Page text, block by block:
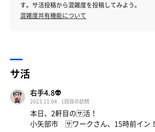
す。サ活投稿から混雑度を投稿してみよう。
混雑度共有機能について
サ活
右手4.8👽
2023.11.04 1回目の訪問
本日、2軒目の🈂活！
小矢部市 🈂ワークさん、15時前イン！